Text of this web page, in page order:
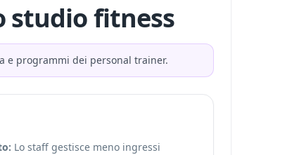
studio fitness
e programmi dei personal trainer.
Lo staff gestisce meno ingressi